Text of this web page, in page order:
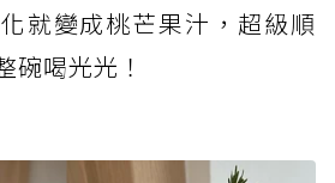
就變成桃芒果汁，超級順
碗喝光光！